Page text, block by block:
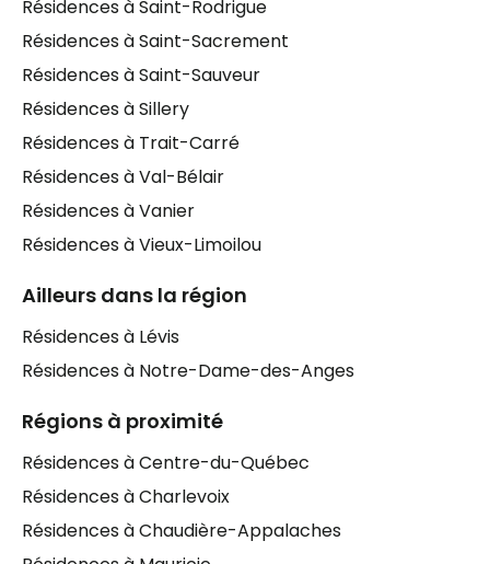
Résidences à Saint-Rodrigue
Résidences à Saint-Sacrement
Résidences à Saint-Sauveur
Résidences à Sillery
Résidences à Trait-Carré
Résidences à Val-Bélair
Résidences à Vanier
Résidences à Vieux-Limoilou
Ailleurs dans la région
Résidences à Lévis
Résidences à Notre-Dame-des-Anges
Régions à proximité
Résidences à Centre-du-Québec
Résidences à Charlevoix
Résidences à Chaudière-Appalaches